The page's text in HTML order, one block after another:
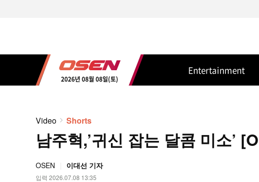
2026년 08월 08일(토)
Entertainment
Video Shorts
남주혁,’귀신 잡는 달콤 미소’
OSEN 이대선 기자
입력 2026.07.08 13:35